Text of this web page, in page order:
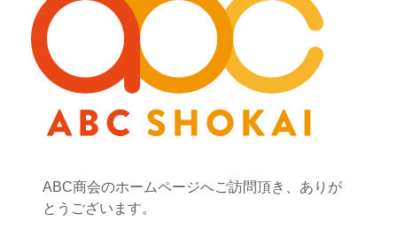
ABC商会のホームページへご訪問頂き、ありが
とうございます。